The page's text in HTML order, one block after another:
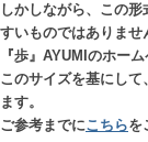
しかしながら、この
すいものではありませ
『歩』AYUMIのホー
このサイズを基にし
ます。
ご参考までにこちらを